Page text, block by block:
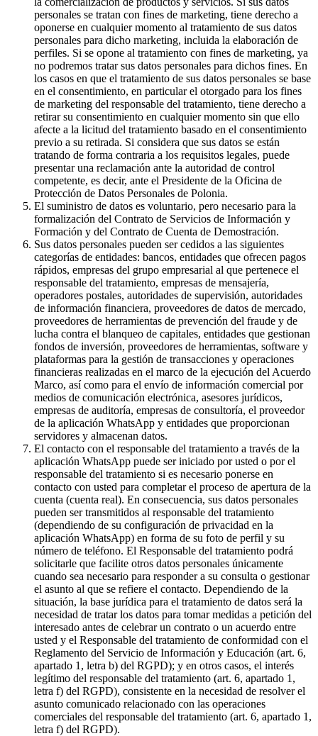
personales se tratan con fines de marketing, tiene derecho a
oponerse en cualquier momento al tratamiento de sus datos
personales para dicho marketing, incluida la elaboración de
perfiles. Si se opone al tratamiento con fines de marketing, ya
no podremos tratar sus datos personales para dichos fines. En
los casos en que el tratamiento de sus datos personales se base
en el consentimiento, en particular el otorgado para los fines
de marketing del responsable del tratamiento, tiene derecho a
retirar su consentimiento en cualquier momento sin que ello
afecte a la licitud del tratamiento basado en el consentimiento
previo a su retirada. Si considera que sus datos se están
tratando de forma contraria a los requisitos legales, puede
presentar una reclamación ante la autoridad de control
competente, es decir, ante el Presidente de la Oficina de
Protección de Datos Personales de Polonia.
El suministro de datos es voluntario, pero necesario para la
formalización del Contrato de Servicios de Información y
Formación y del Contrato de Cuenta de Demostración.
Sus datos personales pueden ser cedidos a las siguientes
categorías de entidades: bancos, entidades que ofrecen pagos
rápidos, empresas del grupo empresarial al que pertenece el
responsable del tratamiento, empresas de mensajería,
operadores postales, autoridades de supervisión, autoridades
de información financiera, proveedores de datos de mercado,
proveedores de herramientas de prevención del fraude y de
lucha contra el blanqueo de capitales, entidades que gestionan
fondos de inversión, proveedores de herramientas, software y
plataformas para la gestión de transacciones y operaciones
financieras realizadas en el marco de la ejecución del Acuerdo
Marco, así como para el envío de información comercial por
medios de comunicación electrónica, asesores jurídicos,
empresas de auditoría, empresas de consultoría, el proveedor
de la aplicación WhatsApp y entidades que proporcionan
servidores y almacenan datos.
El contacto con el responsable del tratamiento a través de la
aplicación WhatsApp puede ser iniciado por usted o por el
responsable del tratamiento si es necesario ponerse en
contacto con usted para completar el proceso de apertura de la
cuenta (cuenta real). En consecuencia, sus datos personales
pueden ser transmitidos al responsable del tratamiento
(dependiendo de su configuración de privacidad en la
aplicación WhatsApp) en forma de su foto de perfil y su
número de teléfono. El Responsable del tratamiento podrá
solicitarle que facilite otros datos personales únicamente
cuando sea necesario para responder a su consulta o gestionar
el asunto al que se refiere el contacto. Dependiendo de la
situación, la base jurídica para el tratamiento de datos será la
necesidad de tratar los datos para tomar medidas a petición del
interesado antes de celebrar un contrato o un acuerdo entre
usted y el Responsable del tratamiento de conformidad con el
Reglamento del Servicio de Información y Educación (art. 6,
apartado 1, letra b) del RGPD); y en otros casos, el interés
legítimo del responsable del tratamiento (art. 6, apartado 1,
letra f) del RGPD), consistente en la necesidad de resolver el
asunto comunicado relacionado con las operaciones
comerciales del responsable del tratamiento (art. 6, apartado 1,
letra f) del RGPD).